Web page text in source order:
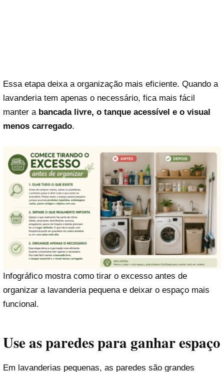
Essa etapa deixa a organização mais eficiente. Quando a
lavanderia tem apenas o necessário, fica mais fácil
manter a bancada livre, o tanque acessível e o visual
menos carregado.
Infográfico mostra como tirar o excesso antes de
organizar a lavanderia pequena e deixar o espaço mais
funcional.
Use as paredes para ganhar espaço
Em lavanderias pequenas, as paredes são grandes